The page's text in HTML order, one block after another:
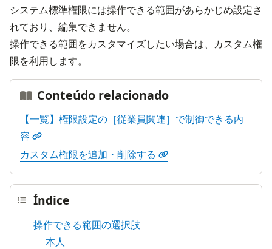
システム標準権限には操作できる範囲があらかじめ設定さ
れており、編集できません。
操作できる範囲をカスタマイズしたい場合は、カスタム権
限を利用します。
Conteúdo relacionado
【一覧】権限設定の［従業員関連］で制御できる内
容
カスタム権限を追加・削除する
Índice
操作できる範囲の選択肢
本人